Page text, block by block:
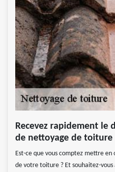
Recevez rapidement le
de nettoyage de toiture
Est-ce que vous comptez mettre
de votre toiture ? Et souhaitez-